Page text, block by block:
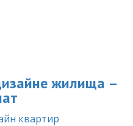
жилища –
квартир